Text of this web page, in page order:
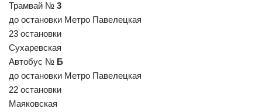
Трамвай № 3
до остановки Метро Павелецкая
23 остановки
Сухаревская
Автобус № Б
до остановки Метро Павелецкая
22 остановки
Маяковская